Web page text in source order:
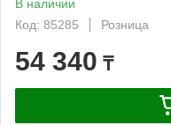
В наличии
Код: 85285
Розница
54 340 ₸